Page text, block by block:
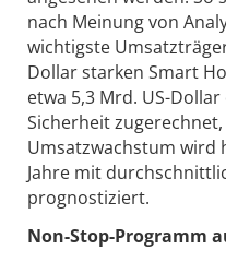
nach Meinung von
wichtigste
Dollar starken Smart
etwa 5,3 Mrd. US-
Sicherheit
Umsatzwachstum wird
Jahre mit
prognostiziert.
Non-Stop-Programm